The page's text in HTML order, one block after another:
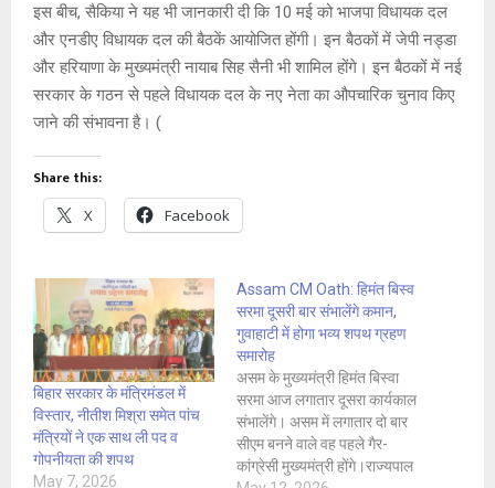
इस बीच, सैकिया ने यह भी जानकारी दी कि 10 मई को भाजपा विधायक दल
और एनडीए विधायक दल की बैठकें आयोजित होंगी। इन बैठकों में जेपी नड्डा
और हरियाणा के मुख्यमंत्री नायाब सिह सैनी भी शामिल होंगे। इन बैठकों में नई
सरकार के गठन से पहले विधायक दल के नए नेता का औपचारिक चुनाव किए
जाने की संभावना है। (
Share this:
X Facebook
बिहार सरकार के मंत्रिमंडल में
विस्तार, नीतीश मिश्रा समेत पांच
मंत्रियों ने एक साथ ली पद व
गोपनीयता की शपथ
May 7, 2026
Assam CM Oath: हिमंत बिस्व
सरमा दूसरी बार संभालेंगे कमान,
गुवाहाटी में होगा भव्य शपथ ग्रहण
समारोह
असम के मुख्यमंत्री हिमंत बिस्वा
सरमा आज लगातार दूसरा कार्यकाल
संभालेंगे। असम में लगातार दो बार
सीएम बनने वाले वह पहले गैर-
कांग्रेसी मुख्यमंत्री होंगे।राज्यपाल